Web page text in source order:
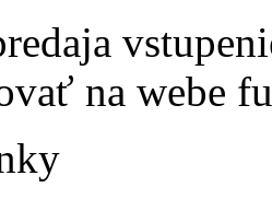
na webe